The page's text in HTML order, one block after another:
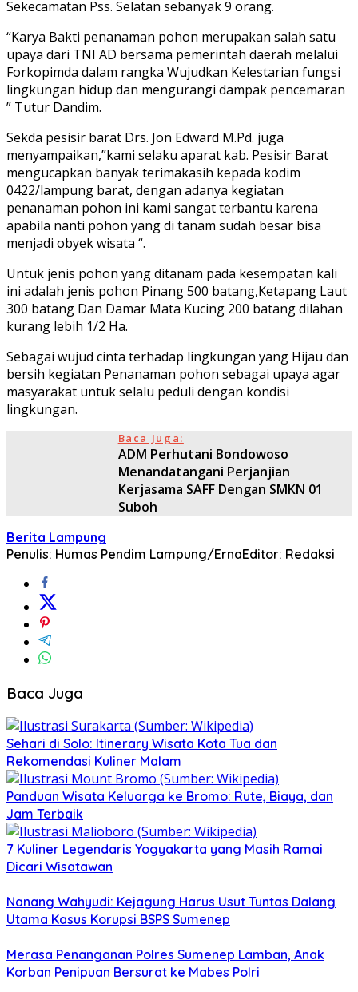
Sekecamatan Pss. Selatan sebanyak 9 orang.
“Karya Bakti penanaman pohon merupakan salah satu
upaya dari TNI AD bersama pemerintah daerah melalui
Forkopimda dalam rangka Wujudkan Kelestarian fungsi
lingkungan hidup dan mengurangi dampak pencemaran
” Tutur Dandim.
Sekda pesisir barat Drs. Jon Edward M.Pd. juga
menyampaikan,”kami selaku aparat kab. Pesisir Barat
mengucapkan banyak terimakasih kepada kodim
0422/lampung barat, dengan adanya kegiatan
penanaman pohon ini kami sangat terbantu karena
apabila nanti pohon yang di tanam sudah besar bisa
menjadi obyek wisata “.
Untuk jenis pohon yang ditanam pada kesempatan kali
ini adalah jenis pohon Pinang 500 batang,Ketapang Laut
300 batang Dan Damar Mata Kucing 200 batang dilahan
kurang lebih 1/2 Ha.
Sebagai wujud cinta terhadap lingkungan yang Hijau dan
bersih kegiatan Penanaman pohon sebagai upaya agar
masyarakat untuk selalu peduli dengan kondisi
lingkungan.
Baca Juga:
ADM Perhutani Bondowoso
Menandatangani Perjanjian
Kerjasama SAFF Dengan SMKN 01
Suboh
Berita Lampung
Penulis: Humas Pendim Lampung/ErnaEditor: Redaksi
Baca Juga
Sehari di Solo: Itinerary Wisata Kota Tua dan
Rekomendasi Kuliner Malam
Panduan Wisata Keluarga ke Bromo: Rute, Biaya, dan
Jam Terbaik
7 Kuliner Legendaris Yogyakarta yang Masih Ramai
Dicari Wisatawan
Nanang Wahyudi: Kejagung Harus Usut Tuntas Dalang
Utama Kasus Korupsi BSPS Sumenep
Merasa Penanganan Polres Sumenep Lamban, Anak
Korban Penipuan Bersurat ke Mabes Polri